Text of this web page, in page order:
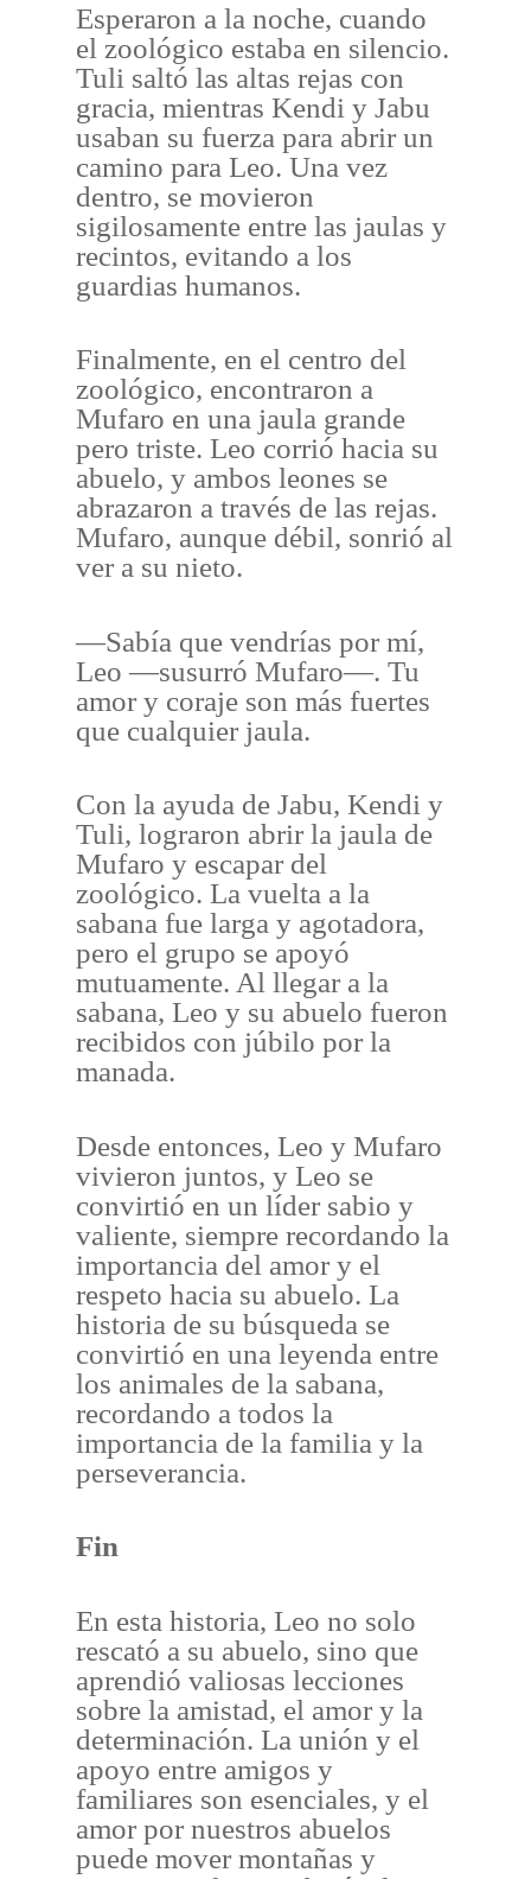
Esperaron a la noche, cuando
el zoológico estaba en silencio.
Tuli saltó las altas rejas con
gracia, mientras Kendi y Jabu
usaban su fuerza para abrir un
camino para Leo. Una vez
dentro, se movieron
sigilosamente entre las jaulas y
recintos, evitando a los
guardias humanos.
Finalmente, en el centro del
zoológico, encontraron a
Mufaro en una jaula grande
pero triste. Leo corrió hacia su
abuelo, y ambos leones se
abrazaron a través de las rejas.
Mufaro, aunque débil, sonrió al
ver a su nieto.
—Sabía que vendrías por mí,
Leo —susurró Mufaro—. Tu
amor y coraje son más fuertes
que cualquier jaula.
Con la ayuda de Jabu, Kendi y
Tuli, lograron abrir la jaula de
Mufaro y escapar del
zoológico. La vuelta a la
sabana fue larga y agotadora,
pero el grupo se apoyó
mutuamente. Al llegar a la
sabana, Leo y su abuelo fueron
recibidos con júbilo por la
manada.
Desde entonces, Leo y Mufaro
vivieron juntos, y Leo se
convirtió en un líder sabio y
valiente, siempre recordando la
importancia del amor y el
respeto hacia su abuelo. La
historia de su búsqueda se
convirtió en una leyenda entre
los animales de la sabana,
recordando a todos la
importancia de la familia y la
perseverancia.
Fin
En esta historia, Leo no solo
rescató a su abuelo, sino que
aprendió valiosas lecciones
sobre la amistad, el amor y la
determinación. La unión y el
apoyo entre amigos y
familiares son esenciales, y el
amor por nuestros abuelos
puede mover montañas y